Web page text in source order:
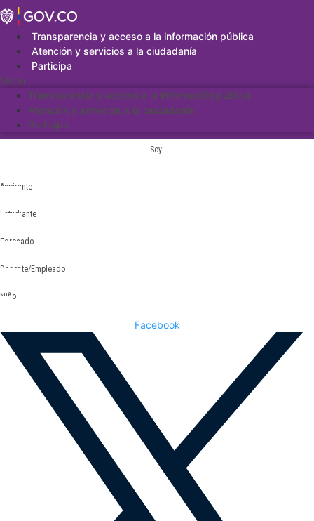
Saltar
al
contenidoTransparencia y acceso a la información pública
Atención y servicios a la ciudadanía
Participa
Menu
Transparencia y acceso a la información pública
Atención y servicios a la ciudadanía
Participa
Soy:
Aspirante
Estudiante
Egresado
Docente/Empleado
Niño
Facebook